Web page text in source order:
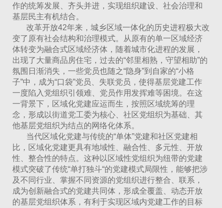
作的统筹发展、齐头并进，实现组织建设、社会治理和
基层民主有机结合。
改革开放42年来，城乡区域一体化的历史进程极大改
变了原有社会结构和治理模式。从原有的单一区域经济
体转变为融合式区域经济体，随着城市化进程的发展，
出现了大量商品房住宅，过去的“邻里相熟，守望相助”的
氛围日渐消失，一些党员也随之“隐身”到自家的“小格
子”中，成为“口袋”党员、失联党员，使得基层党建工作
一度陷入党组织引领难、党员作用发挥难等困境。在这
一背景下，区域化党建应运而生，按照区域统筹的理
念，形成以街道党工委为核心、社区党组织为基础、其
他基层党组织为结点的网络化体系。
当代区域化党建与传统的“单体”党建和社区党建相
比，区域化党建更具有地域性、融合性、多元性、开放
性、整合性的特点。这种以区域性党组织为纽带的党建
模式突破了传统“单打独斗“的党建模式局限性，能够把涉
及不同行业、掌握不同资源的党组织进行整合、联系，
成为创新融合式的党建共同体，形成全覆盖、动态开放
的基层党组织体系，有利于实现区域内党建工作的目标